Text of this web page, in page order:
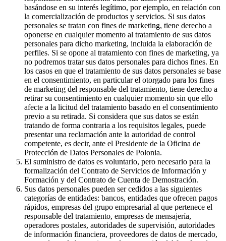
basándose en su interés legítimo, por ejemplo, en relación con
la comercialización de productos y servicios. Si sus datos
personales se tratan con fines de marketing, tiene derecho a
oponerse en cualquier momento al tratamiento de sus datos
personales para dicho marketing, incluida la elaboración de
perfiles. Si se opone al tratamiento con fines de marketing, ya
no podremos tratar sus datos personales para dichos fines. En
los casos en que el tratamiento de sus datos personales se base
en el consentimiento, en particular el otorgado para los fines
de marketing del responsable del tratamiento, tiene derecho a
retirar su consentimiento en cualquier momento sin que ello
afecte a la licitud del tratamiento basado en el consentimiento
previo a su retirada. Si considera que sus datos se están
tratando de forma contraria a los requisitos legales, puede
presentar una reclamación ante la autoridad de control
competente, es decir, ante el Presidente de la Oficina de
Protección de Datos Personales de Polonia.
El suministro de datos es voluntario, pero necesario para la
formalización del Contrato de Servicios de Información y
Formación y del Contrato de Cuenta de Demostración.
Sus datos personales pueden ser cedidos a las siguientes
categorías de entidades: bancos, entidades que ofrecen pagos
rápidos, empresas del grupo empresarial al que pertenece el
responsable del tratamiento, empresas de mensajería,
operadores postales, autoridades de supervisión, autoridades
de información financiera, proveedores de datos de mercado,